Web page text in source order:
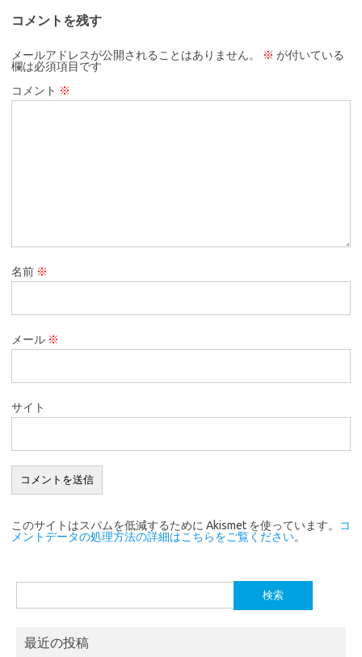
コメントを残す
メールアドレスが公開されることはありません。 ※ が付いている
欄は必須項目です
コメント ※
名前 ※
メール ※
サイト
このサイトはスパムを低減するために Akismet を使っています。
コ
メントデータの処理方法の詳細はこちらをご覧ください。
索:
最近の投稿